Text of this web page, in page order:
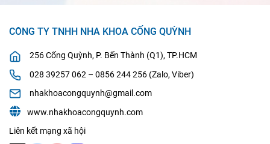
CÔNG TY TNHH NHA KHOA CỐNG QUỲNH
256 Cống Quỳnh, P. Bến Thành (Q1), TP.HCM
028 39257 062 – 0856 244 256 (Zalo, Viber)
nhakhoacongquynh@gmail.com
www.nhakhoacongquynh.com
Liên kết mạng xã hội